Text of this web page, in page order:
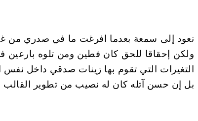
نعود إلى سمعة بعدما افرغت ما في صدري من
ولكن إحقاقا للحق كان فطين ومن تلوه
التغيرات التي تقوم بها زينات صدقي داخل
بل إن حسن آتله كان له نصيب من تطوير